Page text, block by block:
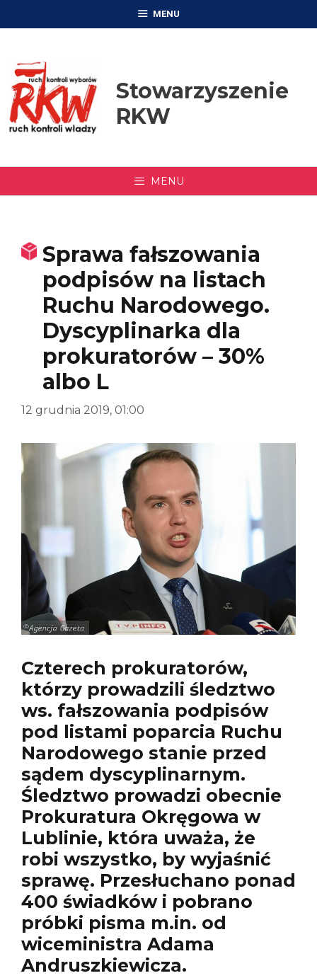
MENU
Stowarzyszenie
RKW
MENU
Sprawa fałszowania
podpisów na listach
Ruchu Narodowego.
Dyscyplinarka dla
prokuratorów – 30%
albo L
12 grudnia 2019, 01:00
Czterech prokuratorów,
którzy prowadzili śledztwo
ws. fałszowania podpisów
pod listami poparcia Ruchu
Narodowego stanie przed
sądem dyscyplinarnym.
Śledztwo prowadzi obecnie
Prokuratura Okręgowa w
Lublinie, która uważa, że
robi wszystko, by wyjaśnić
sprawę. Przesłuchano ponad
400 świadków i pobrano
próbki pisma m.in. od
wiceministra Adama
Andruszkiewicza.